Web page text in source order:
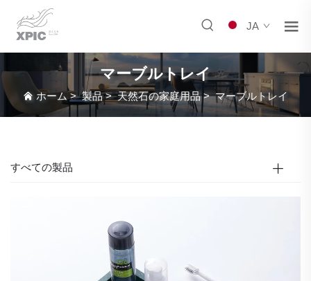
JA
マーブルトレイ
ホーム>製品>天然石の家庭用品>マーブルトレイ
すべての製品